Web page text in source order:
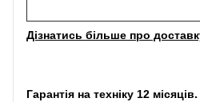
Дізнатись більше про
Гарантія на техніку 12 місяців.